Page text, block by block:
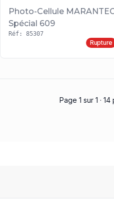
Photo-Cellule
Spécial 609
Réf: 85307
Rupture
Page 1 sur 1 ·